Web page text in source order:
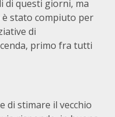
di questi giorni, ma
stato compiuto per
di
primo fra tutti
di stimare il vecchio